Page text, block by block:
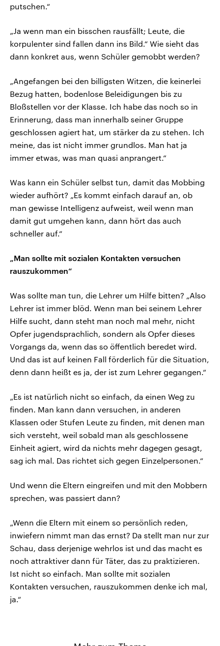
putschen.“
„Ja wenn man ein bisschen rausfällt; Leute, die
korpulenter sind fallen dann ins Bild.“ Wie sieht das
dann konkret aus, wenn Schüler gemobbt werden?
„Angefangen bei den billigsten Witzen, die keinerlei
Bezug hatten, bodenlose Beleidigungen bis zu
Bloßstellen vor der Klasse. Ich habe das noch so in
Erinnerung, dass man innerhalb seiner Gruppe
geschlossen agiert hat, um stärker da zu stehen. Ich
meine, das ist nicht immer grundlos. Man hat ja
immer etwas, was man quasi anprangert.“
Was kann ein Schüler selbst tun, damit das Mobbing
wieder aufhört? „Es kommt einfach darauf an, ob
man gewisse Intelligenz aufweist, weil wenn man
damit gut umgehen kann, dann hört das auch
schneller auf.“
„Man sollte mit sozialen Kontakten versuchen
rauszukommen“
Was sollte man tun, die Lehrer um Hilfe bitten? „Also
Lehrer ist immer blöd. Wenn man bei seinem Lehrer
Hilfe sucht, dann steht man noch mal mehr, nicht
Opfer jugendsprachlich, sondern als Opfer dieses
Vorgangs da, wenn das so öffentlich beredet wird.
Und das ist auf keinen Fall förderlich für die Situation,
denn dann heißt es ja, der ist zum Lehrer gegangen.“
„Es ist natürlich nicht so einfach, da einen Weg zu
finden. Man kann dann versuchen, in anderen
Klassen oder Stufen Leute zu finden, mit denen man
sich versteht, weil sobald man als geschlossene
Einheit agiert, wird da nichts mehr dagegen gesagt,
sag ich mal. Das richtet sich gegen Einzelpersonen.“
Und wenn die Eltern eingreifen und mit den Mobbern
sprechen, was passiert dann?
„Wenn die Eltern mit einem so persönlich reden,
inwiefern nimmt man das ernst? Da stellt man nur zur
Schau, dass derjenige wehrlos ist und das macht es
noch attraktiver dann für Täter, das zu praktizieren.
Ist nicht so einfach. Man sollte mit sozialen
Kontakten versuchen, rauszukommen denke ich mal,
ja.“